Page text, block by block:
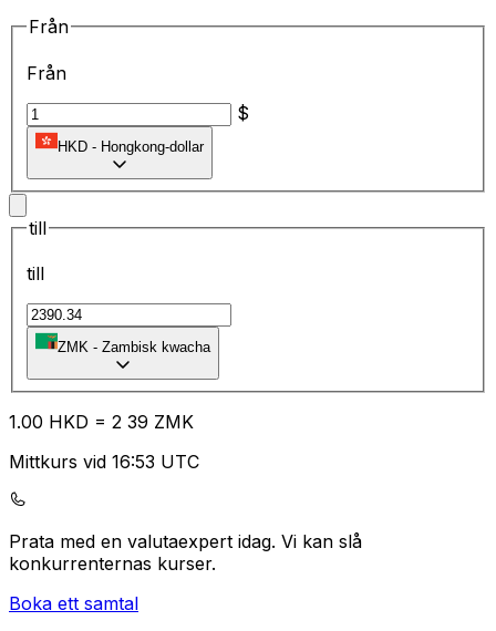
Från
Från
$
HKD - Hongkong-dollar
till
till
ZMK - Zambisk kwacha
1.00 HKD = 2 39 ZMK
Mittkurs vid 16:53 UTC
Prata med en valutaexpert idag. Vi kan slå
konkurrenternas kurser.
Boka ett samtal